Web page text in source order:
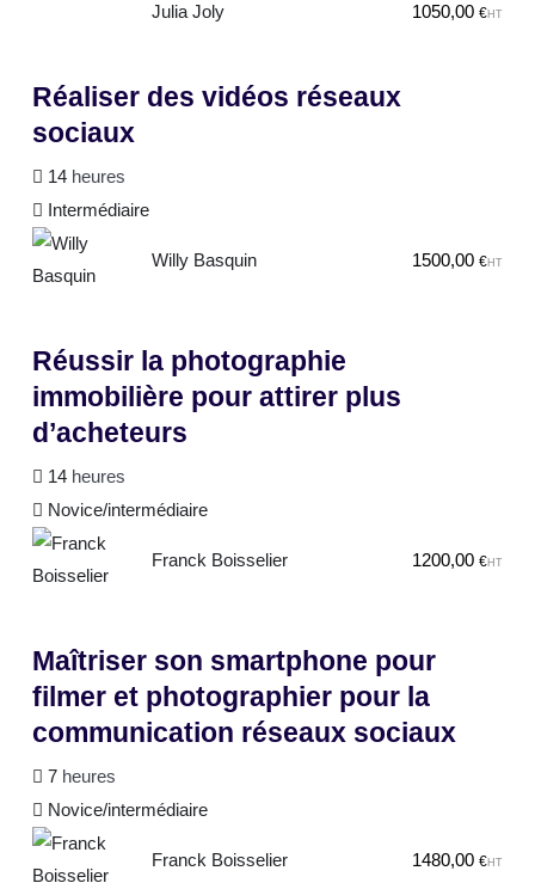
Julia Joly
1050,00 €HT
Réaliser des vidéos réseaux
sociaux
14 heures
Intermédiaire
Willy Basquin 1500,00 €HT
Réussir la photographie
immobilière pour attirer plus
d’acheteurs
14 heures
Novice/intermédiaire
Franck Boisselier 1200,00 €HT
Maîtriser son smartphone pour
filmer et photographier pour la
communication réseaux sociaux
7 heures
Novice/intermédiaire
Franck Boisselier 1480,00 €HT